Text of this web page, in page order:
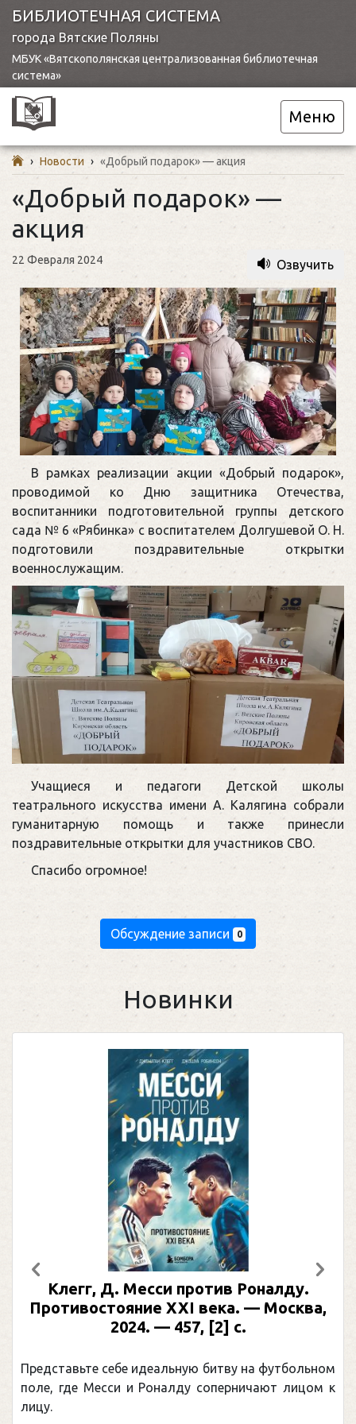
БИБЛИОТЕЧНАЯ СИСТЕМА
города Вятские Поляны
МБУК «Вятскополянская централизованная библиотечная
система»
Меню
› Новости › «Добрый подарок» — акция
«Добрый подарок» —
акция
22 Февраля 2024 Озвучить
В рамках реализации акции «Добрый подарок»,
проводимой ко Дню защитника Отечества,
воспитанники подготовительной группы детского
сада № 6 «Рябинка» с воспитателем Долгушевой О. Н.
подготовили поздравительные открытки
военнослужащим.
Учащиеся и педагоги Детской школы
театрального искусства имени А. Калягина собрали
гуманитарную помощь и также принесли
поздравительные открытки для участников СВО.
Спасибо огромное!
Обсуждение записи 0
Новинки
Клегг, Д. Месси против Роналду.
Противостояние XXI века. — Москва,
2024. — 457, [2] с.
Представьте себе идеальную битву на футбольном
поле, где Месси и Роналду соперничают лицом к
лицу.
Предыдущий